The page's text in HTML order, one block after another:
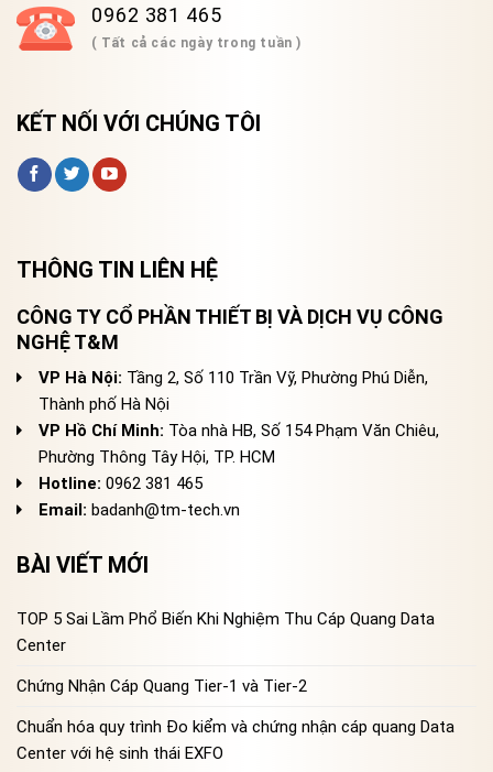
0962 381 465
( Tất cả các ngày trong tuần )
KẾT NỐI VỚI CHÚNG TÔI
THÔNG TIN LIÊN HỆ
CÔNG TY CỔ PHẦN THIẾT BỊ VÀ DỊCH VỤ CÔNG
NGHỆ T&M
VP Hà Nội: Tầng 2, Số 110 Trần Vỹ, Phường Phú Diễn,
Thành phố Hà Nội
VP Hồ Chí Minh: Tòa nhà HB, Số 154 Phạm Văn Chiêu,
Phường Thông Tây Hội, TP. HCM
Hotline: 0962 381 465
Email: badanh@tm-tech.vn
BÀI VIẾT MỚI
TOP 5 Sai Lầm Phổ Biến Khi Nghiệm Thu Cáp Quang Data
Center
Chứng Nhận Cáp Quang Tier-1 và Tier-2
Chuẩn hóa quy trình Đo kiểm và chứng nhận cáp quang Data
Center với hệ sinh thái EXFO